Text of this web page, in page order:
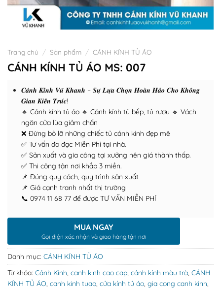
Trang chủ / Sản phẩm / CÁNH KÍNH TỦ ÁO
CÁNH KÍNH TỦ ÁO MS: 007
𝑪𝒂́𝒏𝒉 𝑲𝒊́𝒏𝒉 𝑽𝒖̃ 𝑲𝒉𝒂𝒏𝒉 – 𝑺𝒖̛̣ 𝑳𝒖̛̣𝒂 𝑪𝒉𝒐̣𝒏 𝑯𝒐𝒂̀𝒏 𝑯𝒂̉𝒐 𝑪𝒉𝒐 𝑲𝒉𝒐̂𝒏𝒈
𝑮𝒊𝒂𝒏 𝑲𝒊𝒆̂́𝒏 𝑻𝒓𝒖́𝒄!
🔹 Cánh kính tủ áo 🔹 Cánh kính tủ bếp, tủ rượu 🔹 Vách
ngăn cửa lùa giảm chấn
❌ Đừng bỏ lỡ những chiếc tủ cánh kính đẹp mê
✅ Tư vấn đo đạc Miễn Phí tại nhà.
✅ Sản xuất và gia công tại xưởng nên giá thành thấp.
✅ Thi công tận nơi khắp 3 miền.
📌 Đúng quy cách, quy trình sản xuất
📌 Giá cạnh tranh nhất thị trường
📞 0974 11 68 77 để được TƯ VẤN MIỄN PHÍ
MUA NGAY
Gọi điện xác nhận và giao hàng tận nơi
Danh mục: CÁNH KÍNH TỦ ÁO
Từ khóa: Cánh Kính, canh kinh cao cap, cánh kính màu trà, CÁNH
KÍNH TỦ ÁO, canh kinh tuao, cửa kính tủ áo, gia cong canh kinh,